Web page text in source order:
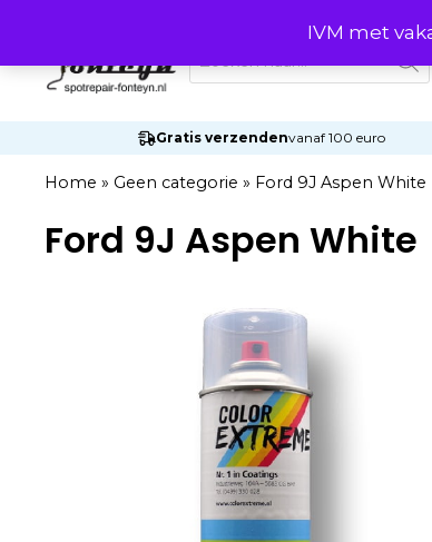
IVM met
de
inhoud
zoeken
Gratis verzendenvanaf 100 euro
Home » Geen categorie » Ford 9J Aspen White
Ford 9J Aspen White